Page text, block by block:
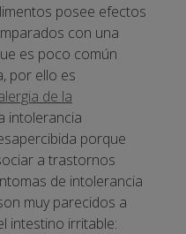
posee efectos
con una
es poco común
por ello es
de la
intolerancia
porque
a trastornos
de intolerancia
muy parecidos a
intestino irritable: